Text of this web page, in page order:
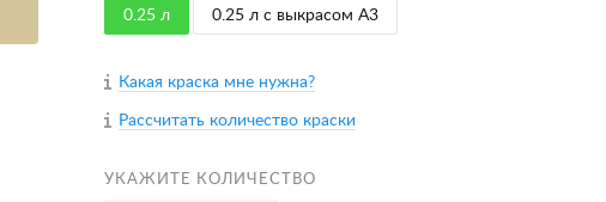
0.25 л 0.25 л с выкрасом A3
Какая краска мне нужна?
Рассчитать количество краски
УКАЖИТЕ КОЛИЧЕСТВО